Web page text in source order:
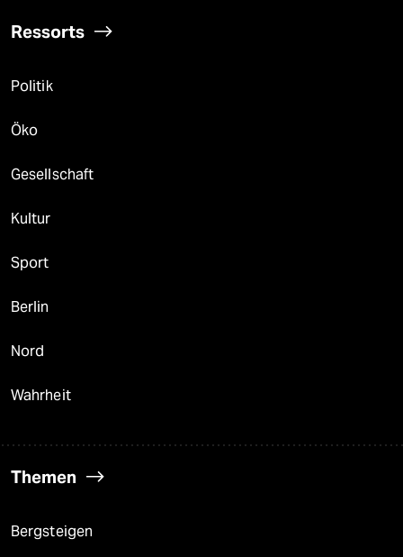
Ressorts
Politik
Öko
Gesellschaft
Kultur
Sport
Berlin
Nord
Wahrheit
Themen
Bergsteigen